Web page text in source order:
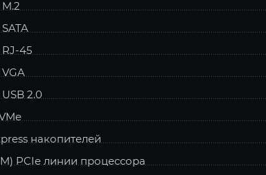
45
2.0
накопителей
PCIe линии процессора